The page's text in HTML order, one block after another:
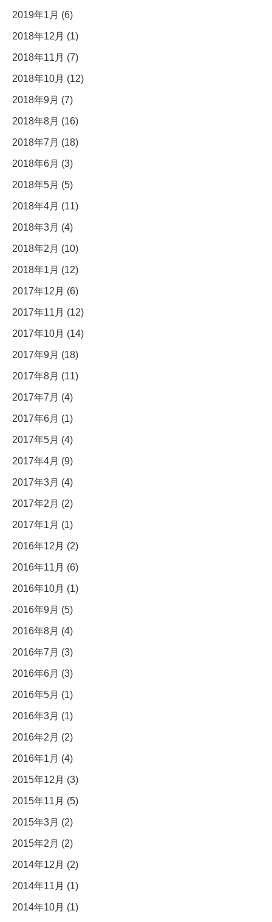
2019年1月 (6)
2018年12月 (1)
2018年11月 (7)
2018年10月 (12)
2018年9月 (7)
2018年8月 (16)
2018年7月 (18)
2018年6月 (3)
2018年5月 (5)
2018年4月 (11)
2018年3月 (4)
2018年2月 (10)
2018年1月 (12)
2017年12月 (6)
2017年11月 (12)
2017年10月 (14)
2017年9月 (18)
2017年8月 (11)
2017年7月 (4)
2017年6月 (1)
2017年5月 (4)
2017年4月 (9)
2017年3月 (4)
2017年2月 (2)
2017年1月 (1)
2016年12月 (2)
2016年11月 (6)
2016年10月 (1)
2016年9月 (5)
2016年8月 (4)
2016年7月 (3)
2016年6月 (3)
2016年5月 (1)
2016年3月 (1)
2016年2月 (2)
2016年1月 (4)
2015年12月 (3)
2015年11月 (5)
2015年3月 (2)
2015年2月 (2)
2014年12月 (2)
2014年11月 (1)
2014年10月 (1)